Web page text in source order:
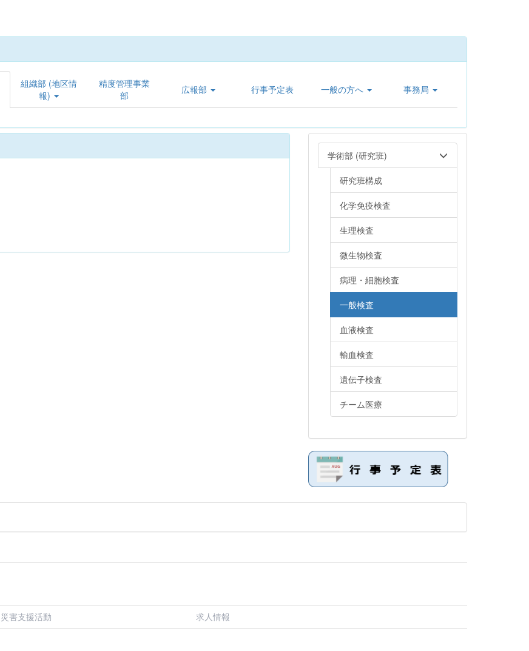
組織部 (地区情
報)
精度管理事業
部
広報部 行事予定表 一般の方へ 事務局
学術部 (研究班)
研究班構成
化学免疫検査
生理検査
微生物検査
病理・細胞検査
一般検査
血液検査
輸血検査
遺伝子検査
チーム医療
災害支援活動 求人情報